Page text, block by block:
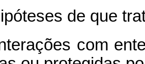
de que
com